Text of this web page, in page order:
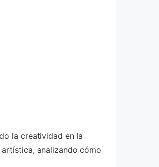
la creatividad en la
analizando cómo